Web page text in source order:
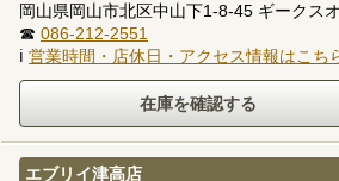
岡山県岡山市北区中山下1-8-45 ギークス
☎ 086-212-2551
ℹ 営業時間・店休日・アクセス情報はこち
エブリイ津高店